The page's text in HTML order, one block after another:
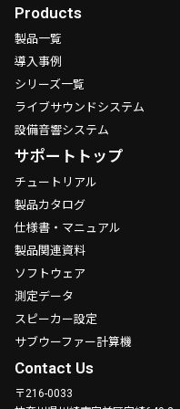
Products
製品一覧
導入事例
シリーズ一覧
ライブサウンドシステム
設備音響システム
サポートトップ
チュートリアル
製品カタログ
仕様書・マニュアル
製品関連資料
ソフトウェア
測定データ
スピーカー設定
サブウーファー計算機
Contact Us
〒216-0033